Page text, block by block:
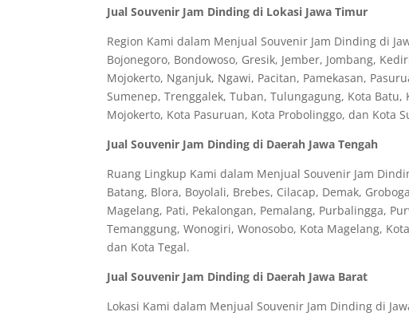
Jual Souvenir Jam Dinding di Lokasi Jawa Timur
Region Kami dalam Menjual Souvenir Jam Dinding di
Bojonegoro, Bondowoso, Gresik, Jember, Jombang,
Mojokerto, Nganjuk, Ngawi, Pacitan, Pamekasan,
Sumenep, Trenggalek, Tuban, Tulungagung, Kota
Mojokerto, Kota Pasuruan, Kota Probolinggo, dan Kota
Jual Souvenir Jam Dinding di Daerah Jawa Tengah
Ruang Lingkup Kami dalam Menjual Souvenir Jam
Batang, Blora, Boyolali, Brebes, Cilacap, Demak,
Magelang, Pati, Pekalongan, Pemalang, Purbalingga,
Temanggung, Wonogiri, Wonosobo, Kota Magelang,
dan Kota Tegal.
Jual Souvenir Jam Dinding di Daerah Jawa Barat
Lokasi Kami dalam Menjual Souvenir Jam Dinding di